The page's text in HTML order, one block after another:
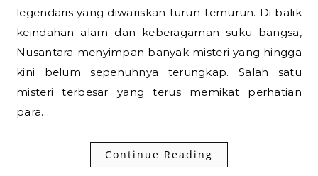
legendaris yang diwariskan turun-temurun. Di balik
keindahan alam dan keberagaman suku bangsa,
Nusantara menyimpan banyak misteri yang hingga
kini belum sepenuhnya terungkap. Salah satu
misteri terbesar yang terus memikat perhatian
para…
Continue Reading